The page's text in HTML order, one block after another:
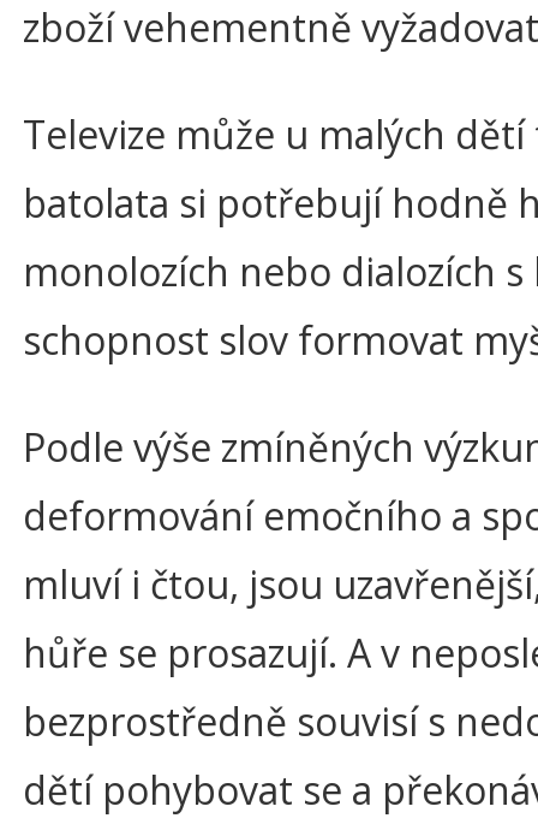
zboží vehementně
Televize může u malých
batolata si potřebují hodně
monolozích nebo dialozích
schopnost slov formovat
Podle výše zmíněných
deformování emočního a
mluví i čtou, jsou
hůře se prosazují. A v
bezprostředně souvisí s
dětí pohybovat se a